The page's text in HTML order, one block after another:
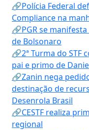
🔗Polícia Federal
Compliance na
🔗PGR se
de Bolsonaro
🔗2ª Turma do STF
pai e primo de
🔗Zanin nega
destinação de
Desenrola Brasil
🔗CESTF realiza
regional